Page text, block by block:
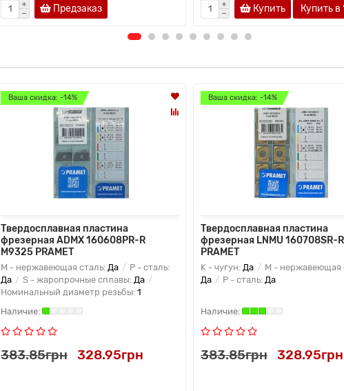
Предзаказ Купить Купить в
Ваша скидка: -14%
Твердосплавная пластина
фрезерная ADMX 160608PR-R
M9325 PRAMET
M - нержавеющая сталь: Да
P - сталь:
Да
S - жаропрочные сплавы: Да
Номинальный диаметр резьбы: 1
383.85грн 328.95грн
Ваша скидка: -14%
Твердосплавная пластина
фрезерная LNMU 160708SR-
PRAMET
K - чугун: Да
M - нержавеющая
Да
P - сталь: Да
383.85грн 328.95грн